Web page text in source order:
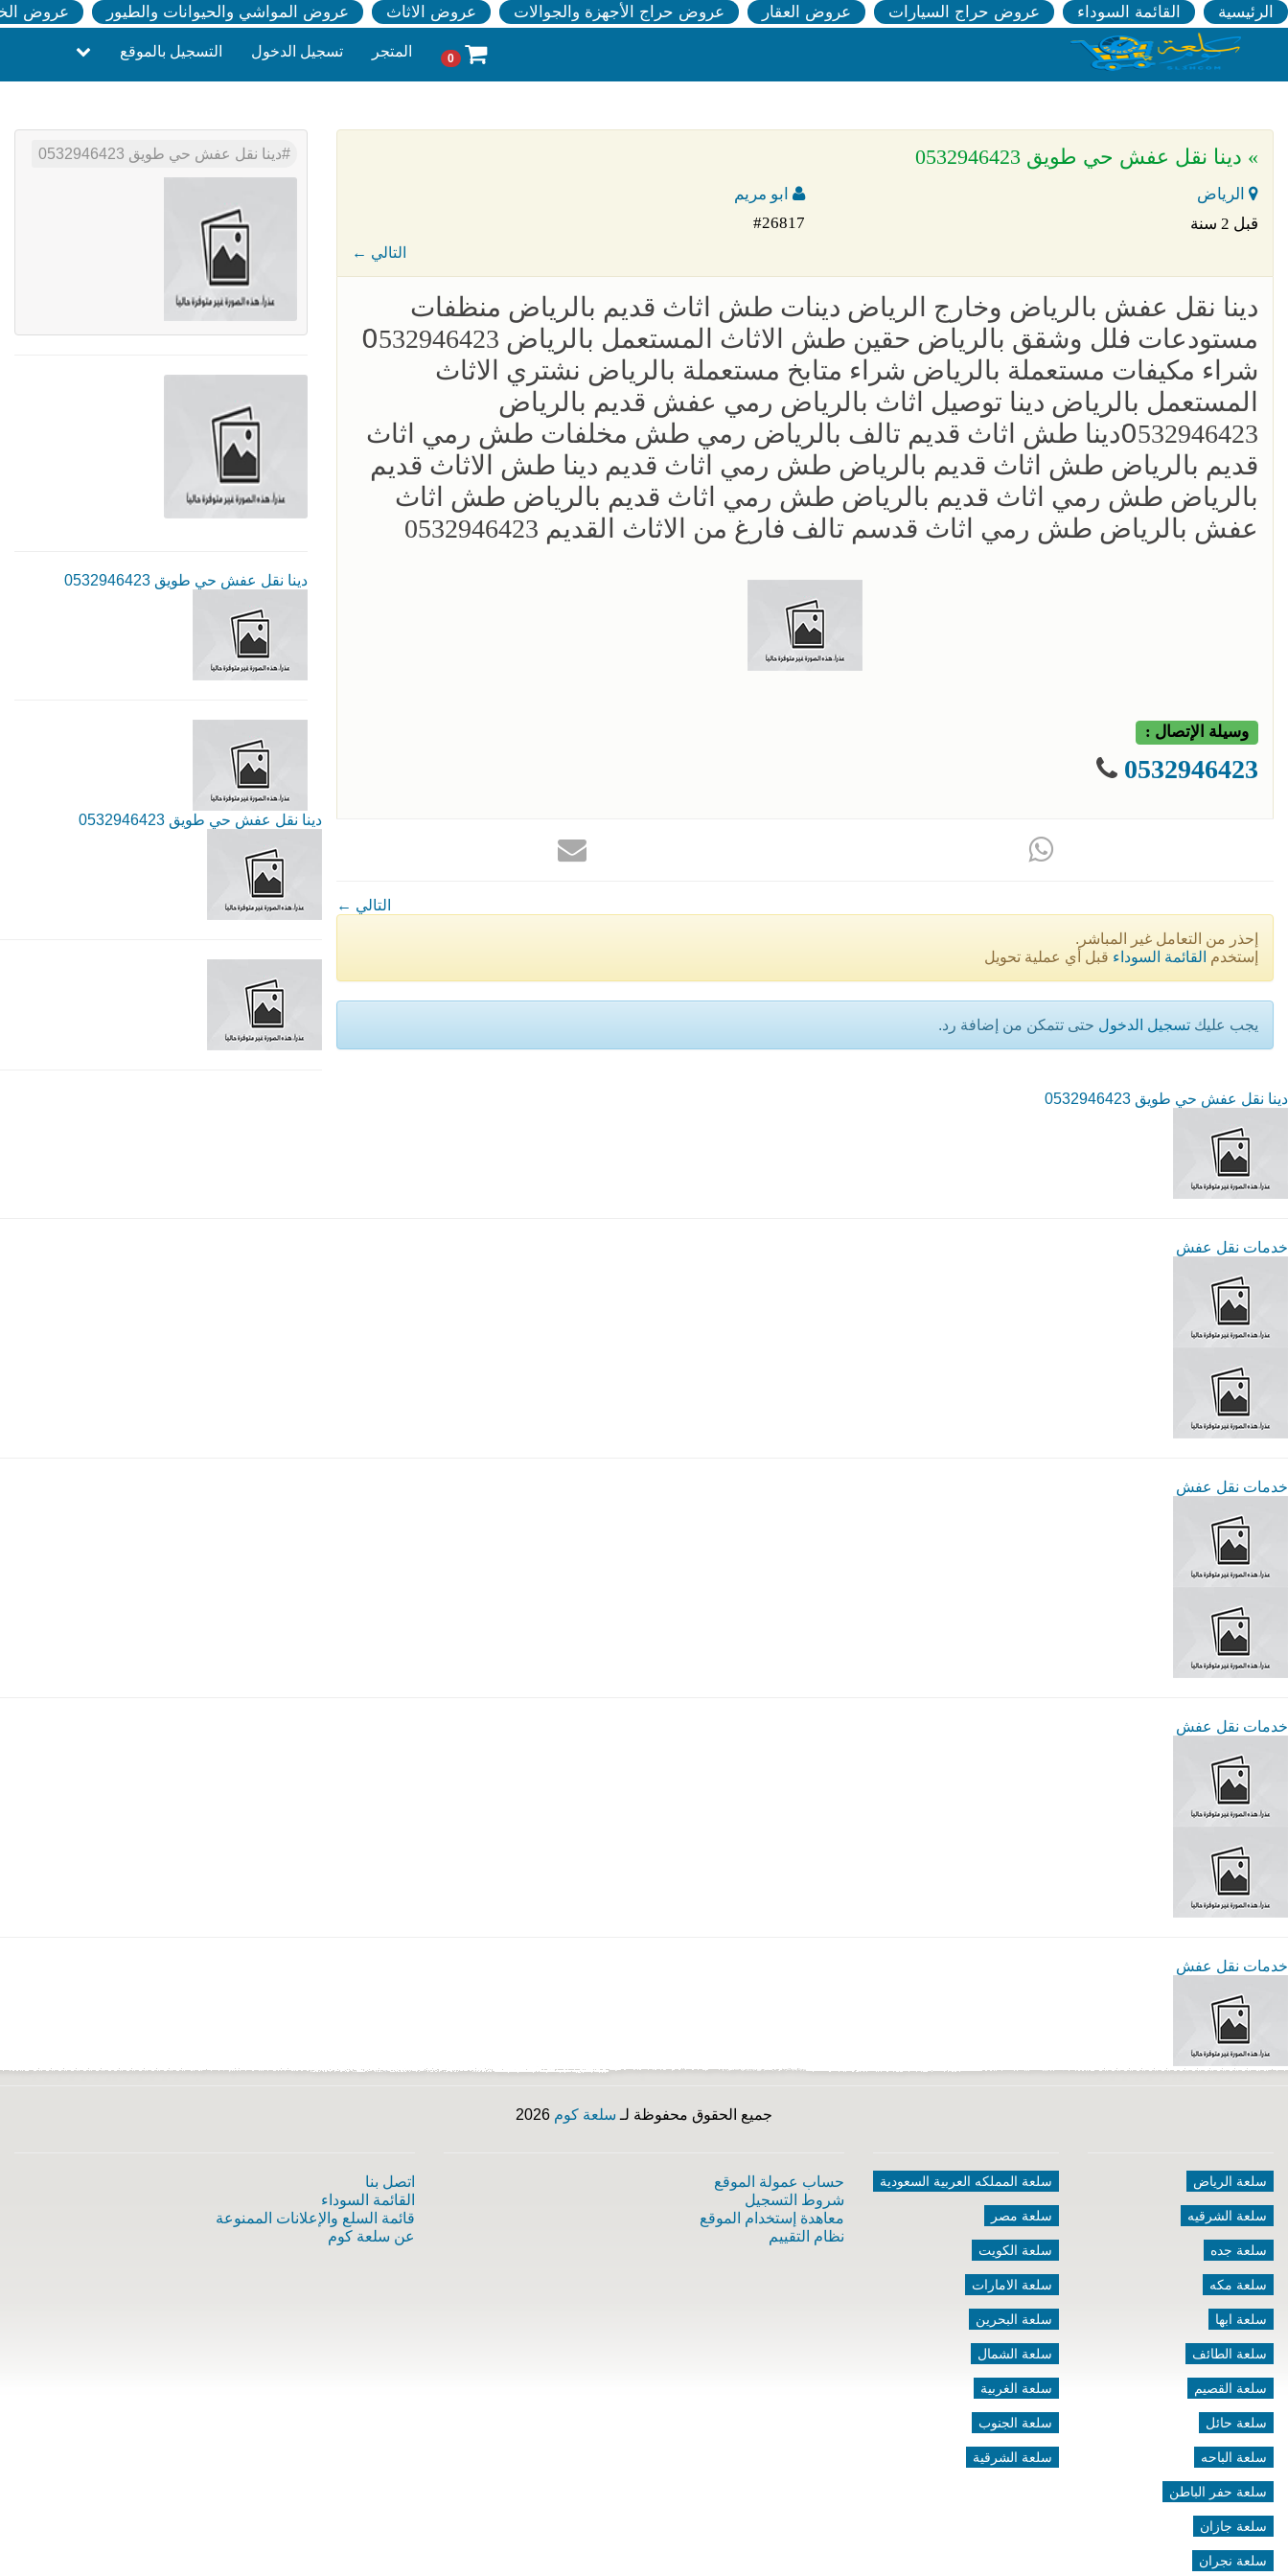
الرئيسية القائمة السوداء عروض حراج السيارات عروض العقار عروض حراج الأجهزة والجوالات عروض الاثاث عروض المواشي والحيوانات والطيور عروض
0 المتجر تسجيل الدخول التسجيل بالموقع
» دينا نقل عفش حي طويق 0532946423
الرياض
ابو مريم
قبل 2 سنة
#26817
← التالي
دينا نقل عفش بالرياض وخارج الرياض دينات طش اثاث قديم بالرياض منظفات
مستودعات فلل وشقق بالرياض حقين طش الاثاث المستعمل بالرياض 0َ532946423
شراء مكيفات مستعملة بالرياض شراء متابخ مستعملة بالرياض نشتري الاثاث
المستعمل بالرياض دينا توصيل اثاث بالرياض رمي عفش قديم بالرياض
0َ532946423دينا طش اثاث قديم تالف بالرياض رمي طش مخلفات طش رمي اثاث
قديم بالرياض طش اثاث قديم بالرياض طش رمي اثاث قديم دينا طش الاثاث قديم
بالرياض طش رمي اثاث قديم بالرياض طش رمي اثاث قديم بالرياض طش اثاث
عفش بالرياض طش رمي اثاث قدسم تالف فارغ من الاثاث القديم 0532946423
وسيلة الإتصال :
0532946423
← التالي
إحذر من التعامل غير المباشر.
إستخدم القائمة السوداء قبل أي عملية تحويل
يجب عليك تسجيل الدخول حتى تتمكن من إضافة رد.
دينا نقل عفش حي طويق 0532946423
دينا نقل عفش حي طويق 0532946423
دينا نقل عفش حي طويق 0532946423
دينا نقل عفش حي طويق 0532946423
خدمات نقل عفش
خدمات نقل عفش
خدمات نقل عفش
خدمات نقل عفش
جميع الحقوق محفوظة لـ سلعة كوم
سلعة الرياض
سلعة الشرقيه
سلعة جده
سلعة مكه
سلعة ابها
سلعة الطائف
سلعة القصيم
سلعة حائل
سلعة الباحه
سلعة حفر الباطن
سلعة جازان
سلعة نجران
سلعة المملكه العربية السعودية
سلعة مصر
سلعة الكويت
سلعة الامارات
سلعة البحرين
سلعة الشمال
سلعة الغربية
سلعة الجنوب
سلعة الشرقية
حساب عمولة الموقع
شروط التسجيل
معاهدة إستخدام الموقع
نظام التقييم
اتصل بنا
القائمة السوداء
قائمة السلع والإعلانات الممنوعة
عن سلعة كوم